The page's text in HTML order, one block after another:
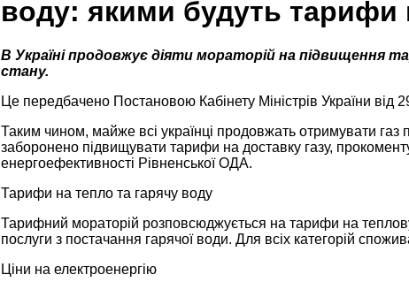
воду: якими будуть тарифи
В Україні продовжує діяти мораторій на підвищення
стану.
Це передбачено Постановою Кабінету Міністрів України від
Таким чином, майже всі українці продовжать отримувати газ
заборонено підвищувати тарифи на доставку газу,
енергоефективності Рівненської ОДА.
Тарифи на тепло та гарячу воду
Тарифний мораторій розповсюджується на тарифи на
послуги з постачання гарячої води. Для всіх категорій
Ціни на електроенергію